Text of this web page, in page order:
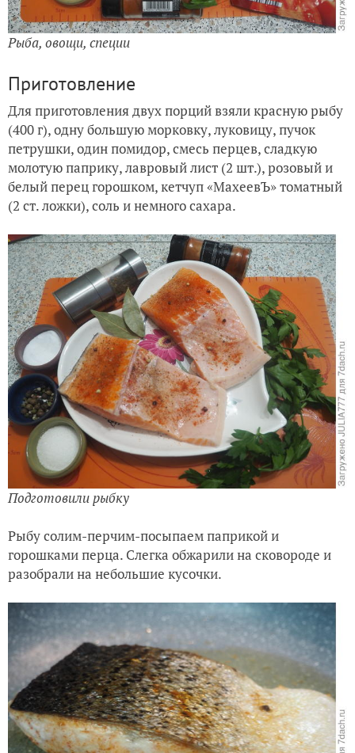
Рыба, овощи, специи
Приготовление
Для приготовления двух порций взяли красную рыбу
(400 г), одну большую морковку, луковицу, пучок
петрушки, один помидор, смесь перцев, сладкую
молотую паприку, лавровый лист (2 шт.), розовый и
белый перец горошком, кетчуп «МахеевЪ» томатный
(2 ст. ложки), соль и немного сахара.
Подготовили рыбку
Рыбу солим-перчим-посыпаем паприкой и
горошками перца. Слегка обжарили на сковороде и
разобрали на небольшие кусочки.